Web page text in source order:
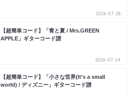
2026-07-28
【超簡単コード】「青と夏 / Mrs.GREEN
APPLE」ギターコード譜
2026-07-24
【超簡単コード】「小さな世界(It's a small
world) / ディズニー」ギターコード譜